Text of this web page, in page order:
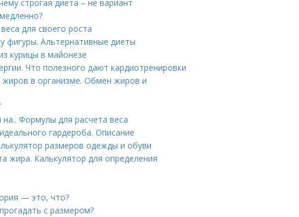
строгая диета – не вариант
для своего роста
фигуры. Альтернативные диеты
курицы в майонезе
Что полезного дают кардиотренировки
в организме. Обмен жиров и
Формулы для расчета веса
гардероба. Описание
размеров одежды и обуви
жира. Калькулятор для определения
— это, что?
с размером?